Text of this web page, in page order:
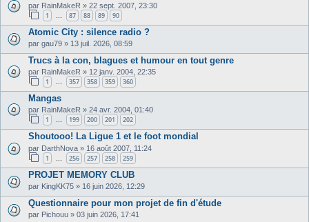
par RainMakeR » 22 sept. 2007, 23:30
1 87 88 89 90
Atomic City : silence radio ?
par gau79 » 13 juil. 2026, 08:59
Trucs à la con, blagues et humour en tout genre
par RainMakeR » 12 janv. 2004, 22:35
1 357 358 359 360
Mangas
par RainMakeR » 24 avr. 2004, 01:40
1 … 199 200 201 202
Shoutooo! La Ligue 1 et le foot mondial
par DarthNova » 16 août 2007, 11:24
1 256 257 258 259
PROJET MEMORY CLUB
par KingKK75 » 16 juin 2026, 12:29
Questionnaire pour mon projet de fin d'étude
par Pichouu » 03 juin 2026, 17:41